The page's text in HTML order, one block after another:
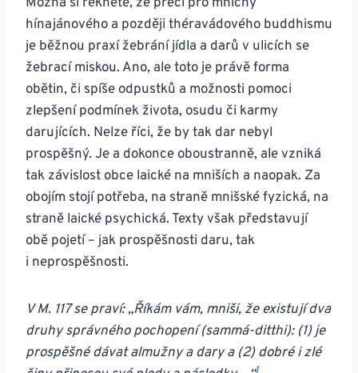
hínajánového a později théravádového buddhismu
je běžnou praxí žebrání jídla a darů v ulicích se
žebrací miskou. Ano, ale toto je právě forma
obětin, či spíše odpustků a možnosti pomoci
zlepšení podmínek života, osudu či karmy
darujících. Nelze říci, že by tak dar nebyl
prospěšný. Je a dokonce oboustranně, ale vzniká
tak závislost obce laické na mniších a naopak. Za
obojím stojí potřeba, na straně mnišské fyzická, na
straně laické psychická. Texty však představují
obě pojetí – jak prospěšnosti daru, tak
i neprospěšnosti.
V M. 117 se praví: „Říkám vám, mniši, že existují dva
druhy správného pochopení (sammá-ditthi): (1) je
prospěšné dávat almužny a dary a (2) dobré i zlé